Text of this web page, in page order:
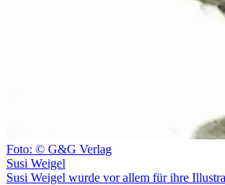
Foto: © G&G Verlag
Susi Weigel
Susi Weigel wurde vor allem für ihre